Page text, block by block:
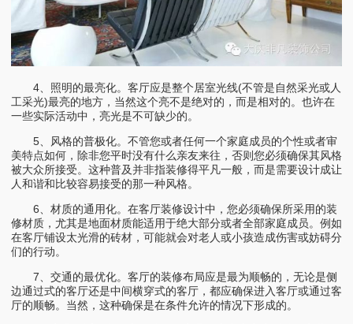
4、照明的最亮化。客厅应是整个居室光线(不管是自然采光或人
工采光)最亮的地方，当然这个亮不是绝对的，而是相对的。也许在
一些实际活动中，亮光是不可缺少的。
5、风格的普极化。不管您或者任何一个家庭成员的个性或者审
美特点如何，除非您平时没有什么亲友来往，否则您必须确保其风格
被大众所接受。这种普及并非指装修得平凡一般，而是需要设计成让
人和谐和比较容易接受的那一种风格。
6、材质的通用化。在客厅装修设计中，您必须确保所采用的装
修材质，尤其是地面材质能适用于绝大部分或者全部家庭成员。例如
在客厅铺设太光滑的砖材，可能就会对老人或小孩造成伤害或妨碍分
们的行动。
7、交通的最优化。客厅的装修布局应是最为顺畅的，无论是侧
边通过式的客厅还是中间横穿式的客厅，都应确保进入客厅或通过客
厅的顺畅。当然，这种确保是在条件允许的情况下形成的。